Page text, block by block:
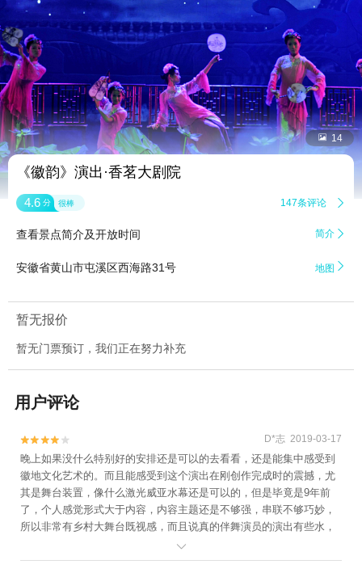
 14
《徽韵》演出·香茗大剧院
4.6 分 很棒 147条评论 
查看景点简介及开放时间 简介 
安徽省黄山市屯溪区西海路31号 地图 
暂无报价
暂无门票预订，我们正在努力补充
用户评论

 D*志 2019-03-17
晚上如果没什么特别好的安排还是可以的去看看，还是能集中感受到
徽地文化艺术的。而且能感受到这个演出在刚创作完成时的震撼，尤
其是舞台装置，像什么激光威亚水幕还是可以的，但是毕竟是9年前
了，个人感觉形式大于内容，内容主题还是不够强，串联不够巧妙，
所以非常有乡村大舞台既视感，而且说真的伴舞演员的演出有些水，
没有表现力，没能把创作者想表达的意境和情绪表现到位。

